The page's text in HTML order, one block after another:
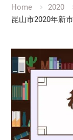
Home 2020
昆山市2020年新